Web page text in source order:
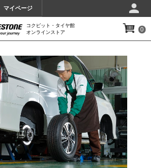
マイページ
コクピット・タイヤ館
オンラインストア
0